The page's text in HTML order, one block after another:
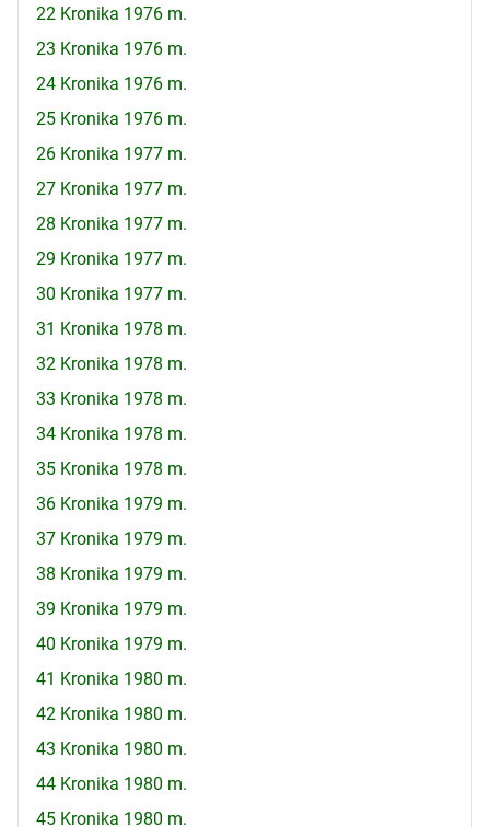
22 Kronika 1976 m.
23 Kronika 1976 m.
24 Kronika 1976 m.
25 Kronika 1976 m.
26 Kronika 1977 m.
27 Kronika 1977 m.
28 Kronika 1977 m.
29 Kronika 1977 m.
30 Kronika 1977 m.
31 Kronika 1978 m.
32 Kronika 1978 m.
33 Kronika 1978 m.
34 Kronika 1978 m.
35 Kronika 1978 m.
36 Kronika 1979 m.
37 Kronika 1979 m.
38 Kronika 1979 m.
39 Kronika 1979 m.
40 Kronika 1979 m.
41 Kronika 1980 m.
42 Kronika 1980 m.
43 Kronika 1980 m.
44 Kronika 1980 m.
45 Kronika 1980 m.